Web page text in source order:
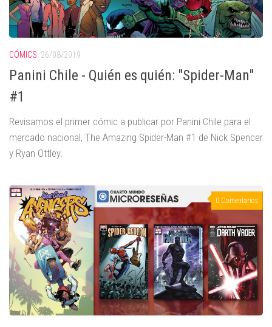
CÓMICS 26/08/2019
Panini Chile - Quién es quién: "Spider-Man"
#1
Revisamos el primer cómic a publicar por Panini Chile para el
mercado nacional, The Amazing Spider-Man #1 de Nick Spencer
y Ryan Ottley.
0 Comentarios